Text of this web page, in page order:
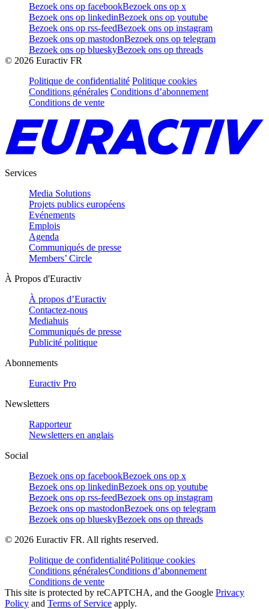
Bezoek ons op facebookBezoek ons op x
Bezoek ons op linkedinBezoek ons op youtube
Bezoek ons op rss-feedBezoek ons op instagram
Bezoek ons op mastodonBezoek ons op telegram
Bezoek ons op blueskyBezoek ons op threads
© 2026 Euractiv FR
Politique de confidentialité Politique cookies
Conditions générales Conditions d’abonnement
Conditions de vente
Services
Media Solutions
Projets publics européens
Evénements
Emplois
Agenda
Communiqués de presse
Members’ Circle
À Propos d'Euractiv
À propos d’Euractiv
Contactez-nous
Mediahuis
Communiqués de presse
Publicité politique
Abonnements
Euractiv Pro
Newsletters
Rapporteur
Newsletters en anglais
Social
Bezoek ons op facebookBezoek ons op x
Bezoek ons op linkedinBezoek ons op youtube
Bezoek ons op rss-feedBezoek ons op instagram
Bezoek ons op mastodonBezoek ons op telegram
Bezoek ons op blueskyBezoek ons op threads
© 2026 Euractiv FR. All rights reserved.
Politique de confidentialitéPolitique cookies
Conditions généralesConditions d’abonnement
Conditions de vente
This site is protected by reCAPTCHA, and the Google Privacy
Policy and Terms of Service apply.